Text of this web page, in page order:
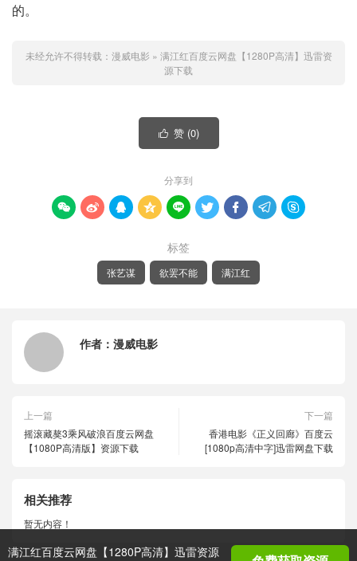
满江红百度云网盘【1280P高清】迅雷资源
的。
未经允许不得转载： 漫威电影 » 满江红百度云网盘【1280P高清】迅雷资
源下载
 赞 (0)
分享到
        
标签
张艺谋 欲罢不能 满江红
作者： 漫威电影
上一篇
摇滚藏獒3乘风破浪百度云网盘
【1080P高清版】资源下载
下一篇
香港电影《正义回廊》百度云
[1080p高清中字]迅雷网盘下载
相关推荐
暂无内容！